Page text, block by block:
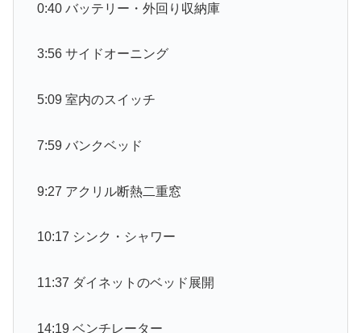
0:40 バッテリー・外回り収納庫
3:56 サイドオーニング
5:09 室内のスイッチ
7:59 バンクベッド
9:27 アクリル断熱二重窓
10:17 シンク・シャワー
11:37 ダイネットのベッド展開
14:19 ベンチレーター